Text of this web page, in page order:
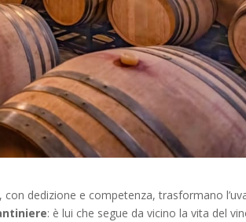
dedizione e competenza, trasformano
: è lui che segue da vicino la vita del